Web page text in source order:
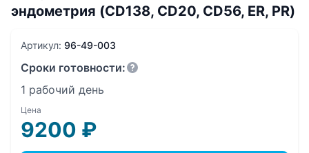
эндометрия (CD138, CD20, CD56, ER, PR)
Артикул: 96-49-003
Сроки готовности:
1 рабочий день
Цена
9200 ₽